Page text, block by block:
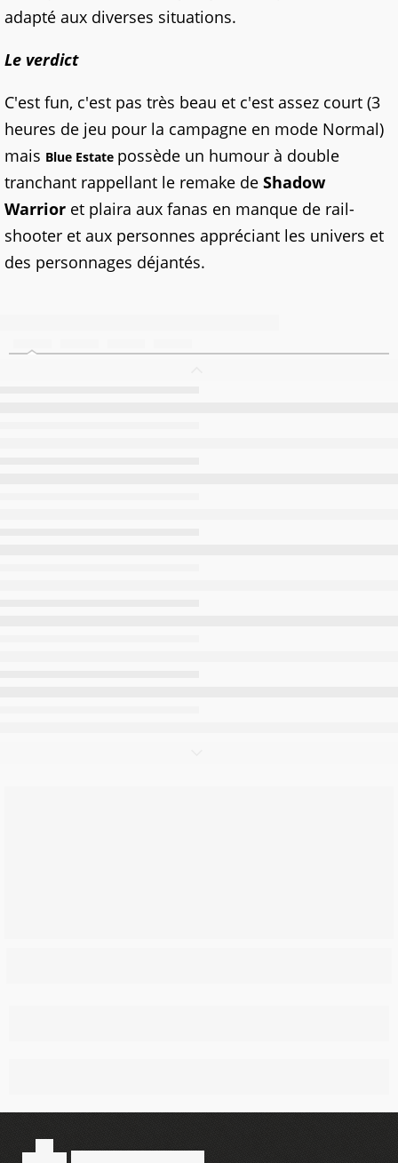
adapté aux diverses situations.
Le verdict
C'est fun, c'est pas très beau et c'est assez court (3
heures de jeu pour la campagne en mode Normal)
mais Blue Estate possède un humour à double
tranchant rappellant le remake de Shadow
Warrior et plaira aux fanas en manque de rail-
shooter et aux personnes appréciant les univers et
des personnages déjantés.